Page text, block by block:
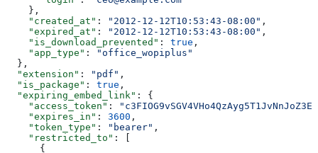
    },
    "created_at"
: "2012-12-12T10:53:43-08:00" ,
    "expired_at"
: "2012-12-12T10:53:43-08:00" ,
    "is_download_prevented"
: true ,
    "app_type"
:
"office_wopiplus"
  },
  "extension"
: "pdf" ,
  "is_package"
: true ,
  "expiring_embed_link"
: {
    "access_token"
:
    "expires_in"
: 3600 ,
    "token_type"
: "bearer" ,
    "restricted_to"
: [
      {